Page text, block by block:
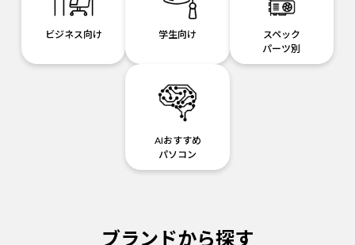
ビジネス向け 学生向け
スペック
パーツ別
AIおすすめ
パソコン
ブランドから探す